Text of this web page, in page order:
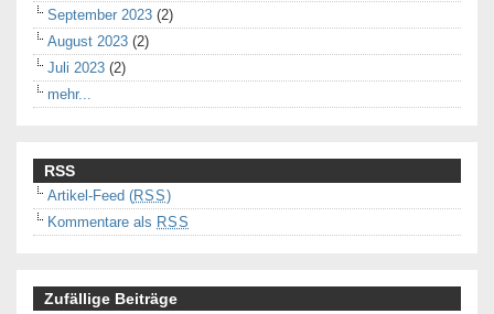
September 2023 (2)
August 2023 (2)
Juli 2023 (2)
mehr...
RSS
Artikel-Feed (RSS)
Kommentare als RSS
Zufällige Beiträge